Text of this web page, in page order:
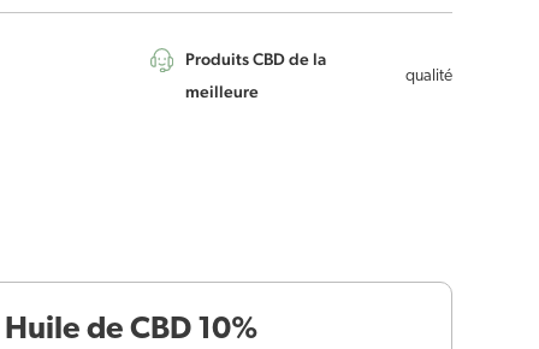
Produits CBD de la
meilleure
qualité
de CBD 10%